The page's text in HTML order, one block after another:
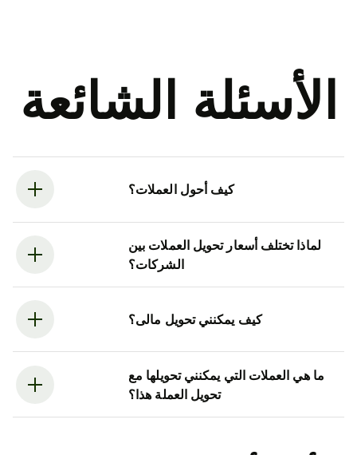
الأسئلة الشائعة
كيف أحول العملات؟
لماذا تختلف أسعار تحويل العملات بين
الشركات؟
كيف يمكنني تحويل مالى؟
ما هي العملات التي يمكنني تحويلها مع
تحويل العملة هذا؟